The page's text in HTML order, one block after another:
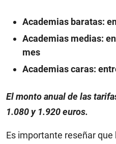
Academias baratas:
Academias medias:
mes
Academias caras:
El monto anual de las
1.080 y 1.920 euros.
Es importante reseñar que